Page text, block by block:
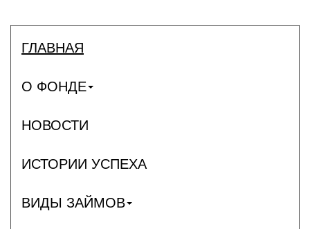
ГЛАВНАЯ
О ФОНДЕ
НОВОСТИ
ИСТОРИИ УСПЕХА
ВИДЫ ЗАЙМОВ